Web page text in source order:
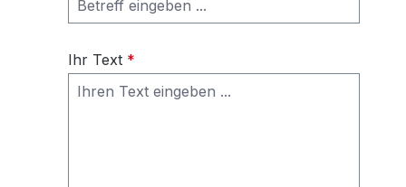
Ihr Text *